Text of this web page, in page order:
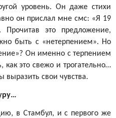
уровень. Он даже стихи
он прислал мне смс: «Я 19
это предложение,
быть с «нетерпением». Но
Он именно с терпением
как это свежо и трогательно…
выразить свои чувства.
в Стамбул, и с первого же